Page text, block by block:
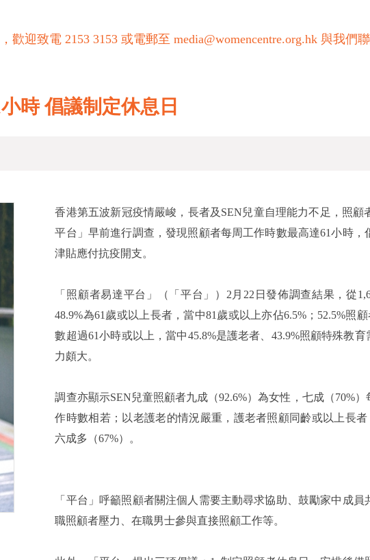
迎致電 2153 3153 或電郵至 media@womencentre.org.hk 與我們
時 倡議制定休息日
香港第五波新冠疫情嚴峻，長者及SEN兒童自理能力不足，照
平台」早前進行調查，發現照顧者每周工作時數最高達61小時
津貼應付抗疫開支。
「照顧者易達平台」（「平台」）2月22日發佈調查結果，從
48.9%為61歲或以上長者，當中81歲或以上亦佔6.5%；52.5%照
數超過61小時或以上，當中45.8%是護老者、43.9%照顧特殊教
力頗大。
調查亦顯示SEN兒童照顧者九成（92.6%）為女性，七成（70%
作時數相若；以老護老的情況嚴重，護老者照顧同齡或以上長
六成多（67%）。
「平台」呼籲照顧者關注個人需要主動尋求協助、鼓勵家中成
職照顧者壓力、在職男士參與直接照顧工作等。